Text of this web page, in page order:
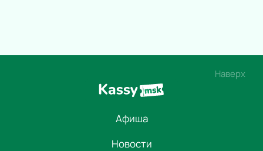
Наверх
Афиша
Новости